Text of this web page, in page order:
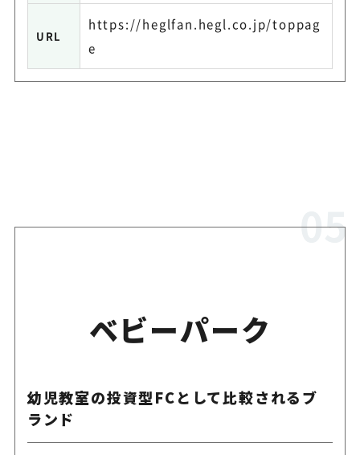
URL
https://heglfan.hegl.co.jp/toppag
e
ベビーパーク
幼児教室の投資型FCとして比較されるブ
ランド